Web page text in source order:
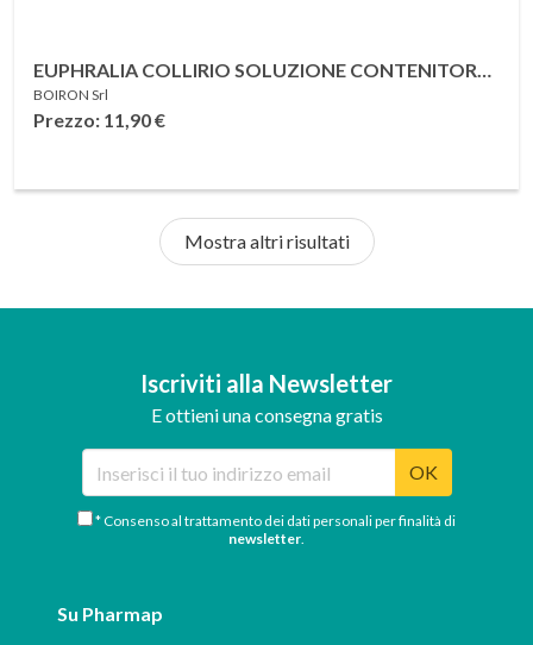
EUPHRALIA COLLIRIO SOLUZIONE CONTENITORE
MONODOSE 10 CONTENITORI LDPE DA 0,4 ML
BOIRON Srl
Prezzo: 11,90€
Mostra altri risultati
Iscriviti alla Newsletter
E ottieni una consegna gratis
OK
* Consenso al trattamento dei dati personali per finalità di
newsletter.
Su Pharmap